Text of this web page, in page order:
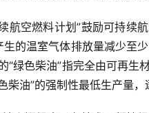
航空燃料计划”鼓励可持续
生的温室气体排放量减少至
“绿色柴油”指完全由可再
柴油”的强制性最低生产量